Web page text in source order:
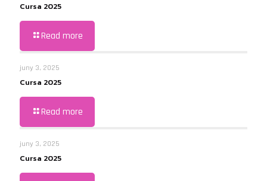
Cursa 2025
Read more
juny 3, 2025
Cursa 2025
Read more
juny 3, 2025
Cursa 2025